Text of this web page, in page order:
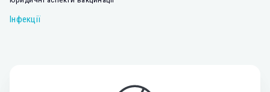
Інфекції